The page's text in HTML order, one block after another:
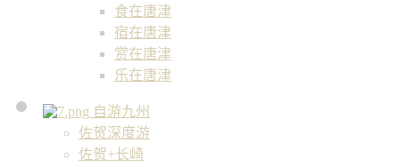
食在唐津
宿在唐津
赏在唐津
乐在唐津
自游九州
佐贺深度游
佐贺+长崎